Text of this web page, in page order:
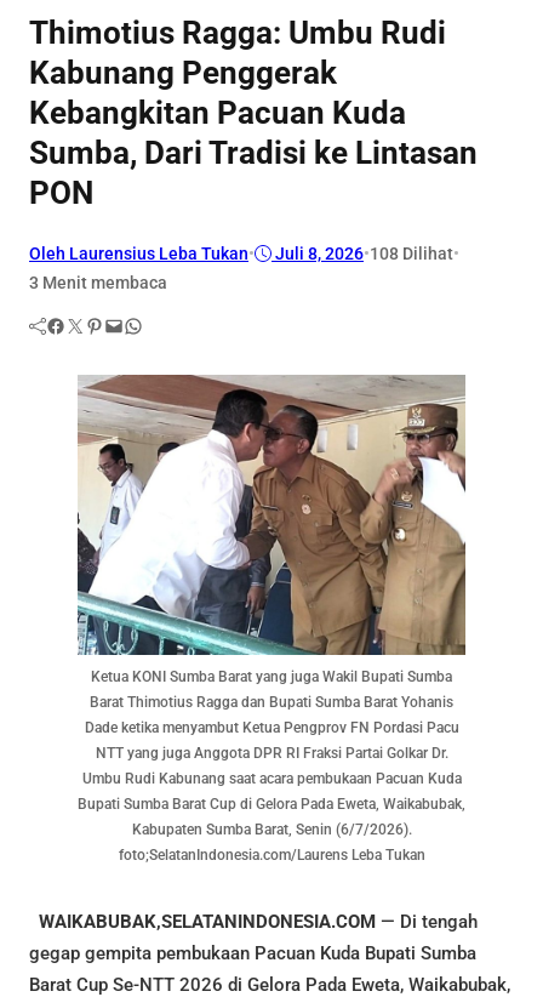
Thimotius Ragga: Umbu Rudi
Kabunang Penggerak
Kebangkitan Pacuan Kuda
Sumba, Dari Tradisi ke Lintasan
PON
Oleh Laurensius Leba Tukan• Juli 8, 2026•108 Dilihat•
3 Menit membaca
Facebook Twitter Pinterest Mail WhatsApp
Ketua KONI Sumba Barat yang juga Wakil Bupati Sumba
Barat Thimotius Ragga dan Bupati Sumba Barat Yohanis
Dade ketika menyambut Ketua Pengprov FN Pordasi Pacu
NTT yang juga Anggota DPR RI Fraksi Partai Golkar Dr.
Umbu Rudi Kabunang saat acara pembukaan Pacuan Kuda
Bupati Sumba Barat Cup di Gelora Pada Eweta, Waikabubak,
Kabupaten Sumba Barat, Senin (6/7/2026).
foto;SelatanIndonesia.com/Laurens Leba Tukan
WAIKABUBAK,SELATANINDONESIA.COM — Di tengah
gegap gempita pembukaan Pacuan Kuda Bupati Sumba
Barat Cup Se-NTT 2026 di Gelora Pada Eweta, Waikabubak,